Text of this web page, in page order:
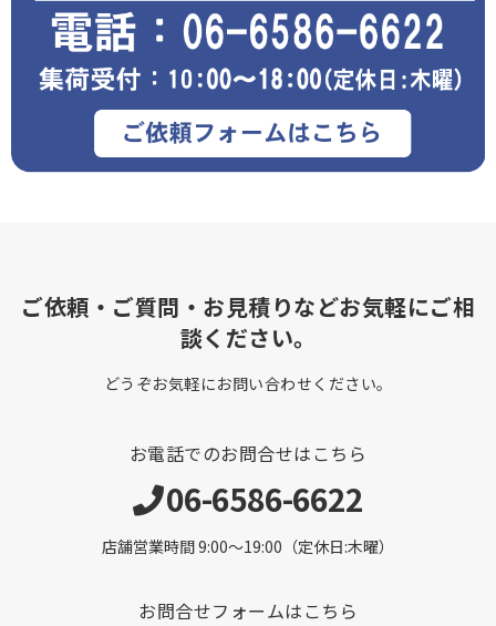
ご依頼・ご質問・お見積りなどお気軽にご相
談ください。
どうぞお気軽にお問い合わせください。
お電話でのお問合せはこちら
06-6586-6622
店舗営業時間 9:00～19:00（定休日:木曜）
お問合せフォームはこちら